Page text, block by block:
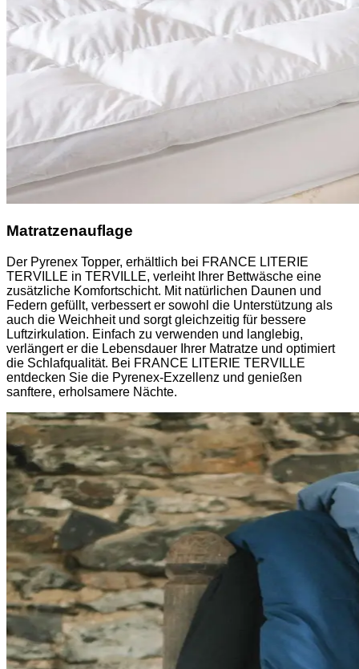
Matratzenauflage
Der Pyrenex Topper, erhältlich bei FRANCE LITERIE
TERVILLE in TERVILLE, verleiht Ihrer Bettwäsche eine
zusätzliche Komfortschicht. Mit natürlichen Daunen und
Federn gefüllt, verbessert er sowohl die Unterstützung als
auch die Weichheit und sorgt gleichzeitig für bessere
Luftzirkulation. Einfach zu verwenden und langlebig,
verlängert er die Lebensdauer Ihrer Matratze und optimiert
die Schlafqualität. Bei FRANCE LITERIE TERVILLE
entdecken Sie die Pyrenex-Exzellenz und genießen
sanftere, erholsamere Nächte.